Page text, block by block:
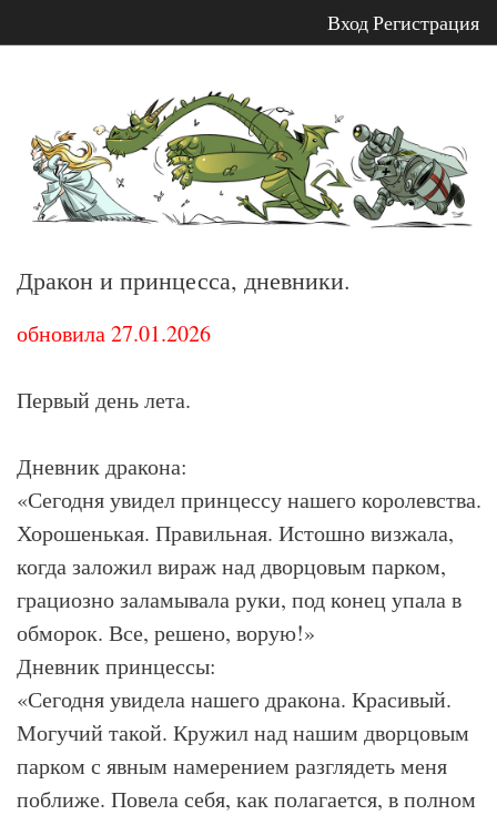
ВходРегистрация
содержимому
Дракон и принцесса, дневники.
обновила 27.01.2026
Первый день лета.
Дневник дракона:
«Сегодня увидел принцессу нашего королевства.
Хорошенькая. Правильная. Истошно визжала,
когда заложил вираж над дворцовым парком,
грациозно заламывала руки, под конец упала в
обморок. Все, решено, ворую!»
Дневник принцессы:
«Сегодня увидела нашего дракона. Красивый.
Могучий такой. Кружил над нашим дворцовым
парком с явным намерением разглядеть меня
поближе. Повела себя, как полагается, в полном